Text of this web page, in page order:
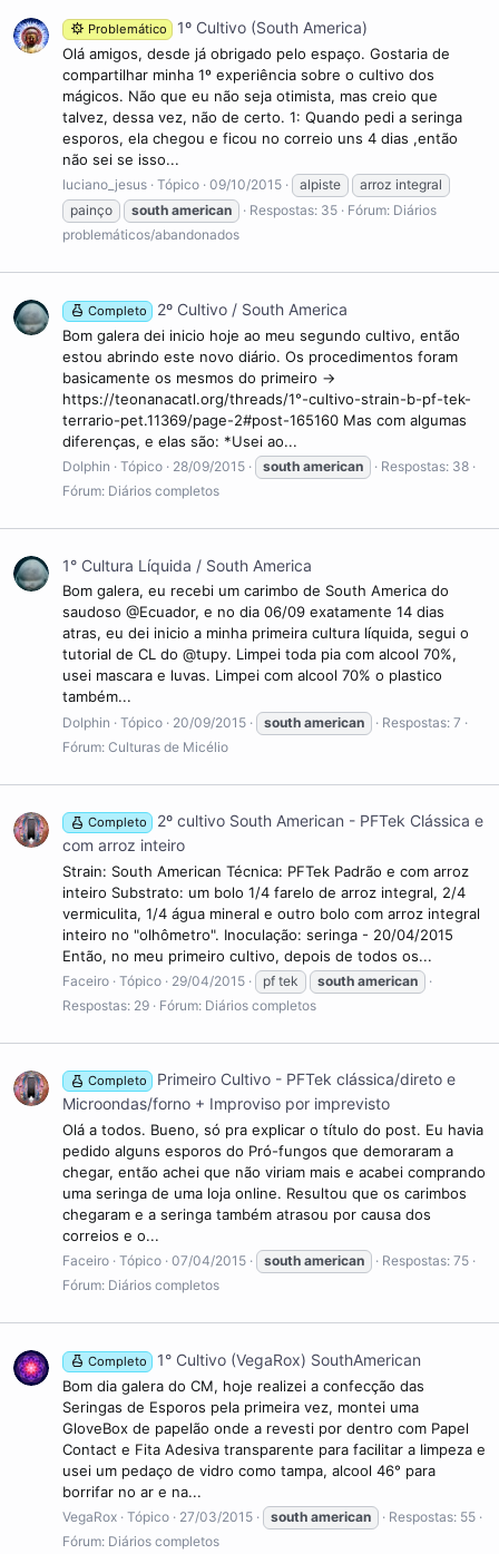
Problemático 1º Cultivo (South America)
Olá amigos, desde já obrigado pelo espaço. Gostaria de
compartilhar minha 1º experiência sobre o cultivo dos
mágicos. Não que eu não seja otimista, mas creio que
talvez, dessa vez, não de certo. 1: Quando pedi a seringa
esporos, ela chegou e ficou no correio uns 4 dias ,então
não sei se isso...
luciano_jesus Tópico 09/10/2015 alpiste
arroz integral
painço
south american Respostas: 35 Fórum: Diários
problemáticos/abandonados
Completo 2º Cultivo / South America
Bom galera dei inicio hoje ao meu segundo cultivo, então
estou abrindo este novo diário. Os procedimentos foram
basicamente os mesmos do primeiro ->
https://teonanacatl.org/threads/1°-cultivo-strain-b-pf-tek-
terrario-pet.11369/page-2#post-165160 Mas com algumas
diferenças, e elas são: *Usei ao...
Dolphin Tópico 28/09/2015 south american
Respostas: 38
Fórum: Diários completos
1° Cultura Líquida / South America
Bom galera, eu recebi um carimbo de South America do
saudoso @Ecuador, e no dia 06/09 exatamente 14 dias
atras, eu dei inicio a minha primeira cultura líquida, segui o
tutorial de CL do @tupy. Limpei toda pia com alcool 70%,
usei mascara e luvas. Limpei com alcool 70% o plastico
também...
Dolphin Tópico 20/09/2015 south american
Respostas: 7
Fórum: Culturas de Micélio
Completo
2º cultivo South American - PFTek Clássica e
com arroz inteiro
Strain: South American Técnica: PFTek Padrão e com arroz
inteiro Substrato: um bolo 1/4 farelo de arroz integral, 2/4
vermiculita, 1/4 água mineral e outro bolo com arroz integral
inteiro no "olhômetro". Inoculação: seringa - 20/04/2015
Então, no meu primeiro cultivo, depois de todos os...
Faceiro Tópico 29/04/2015 pf tek south american
Respostas: 29
Fórum: Diários completos
Completo
Primeiro Cultivo - PFTek clássica/direto e
Microondas/forno + Improviso por imprevisto
Olá a todos. Bueno, só pra explicar o título do post. Eu havia
pedido alguns esporos do Pró-fungos que demoraram a
chegar, então achei que não viriam mais e acabei comprando
uma seringa de uma loja online. Resultou que os carimbos
chegaram e a seringa também atrasou por causa dos
correios e o...
Faceiro Tópico 07/04/2015 south american
Respostas: 75
Fórum: Diários completos
Completo 1° Cultivo (VegaRox) SouthAmerican
Bom dia galera do CM, hoje realizei a confecção das
Seringas de Esporos pela primeira vez, montei uma
GloveBox de papelão onde a revesti por dentro com Papel
Contact e Fita Adesiva transparente para facilitar a limpeza e
usei um pedaço de vidro como tampa, alcool 46° para
borrifar no ar e na...
VegaRox Tópico 27/03/2015 south american
Respostas: 55
Fórum: Diários completos